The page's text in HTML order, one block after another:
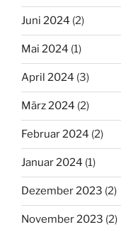
Juni 2024 (2)
Mai 2024 (1)
April 2024 (3)
März 2024 (2)
Februar 2024 (2)
Januar 2024 (1)
Dezember 2023 (2)
November 2023 (2)